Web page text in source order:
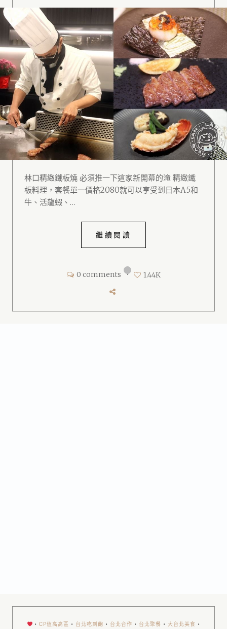
林口精緻鐵板燒 必須推一下這家新開幕的滝 精緻鐵
板料理，套餐單一價格2080就可以享受到日本A5和
牛、活龍蝦、…
繼續閱讀
0 comments • 1.44K
•CP值高高區 • 台北吃到飽 • 台北合作 • 台北聚餐 •大台北美食 •